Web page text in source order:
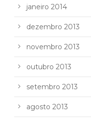
janeiro 2014
dezembro 2013
novembro 2013
outubro 2013
setembro 2013
agosto 2013